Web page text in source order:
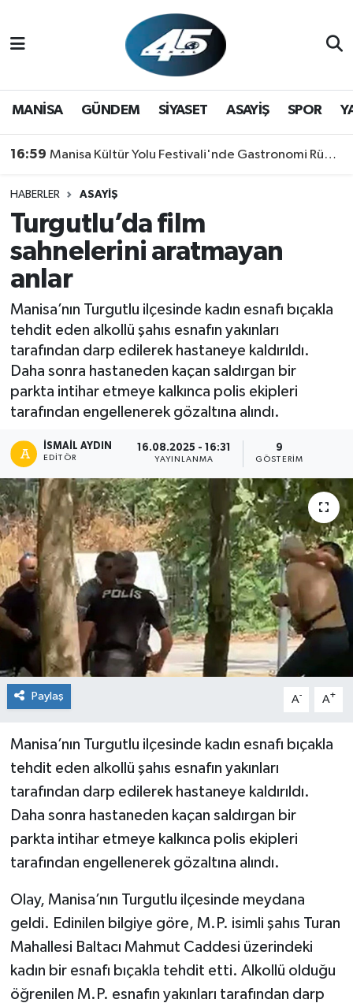
MANİSA GÜNDEM SİYASET ASAYİŞ SPOR
16:59 Manisa Kültür Yolu Festivali'nde Gastronomi Rüzgarı: Lezzetin Yıldızı "Manisa Kebabı" Oldu!
HABERLER ASAYİŞ
Turgutlu’da film
sahnelerini aratmayan
anlar
Manisa’nın Turgutlu ilçesinde kadın esnafı bıçakla
tehdit eden alkollü şahıs esnafın yakınları
tarafından darp edilerek hastaneye kaldırıldı.
Daha sonra hastaneden kaçan saldırgan bir
parkta intihar etmeye kalkınca polis ekipleri
tarafından engellenerek gözaltına alındı.
İSMAIL AYDIN
EDITÖR
16.08.2025 - 16:31
YAYINLANMA
9
GÖSTERIM
Paylaş A- A+
Manisa’nın Turgutlu ilçesinde kadın esnafı bıçakla
tehdit eden alkollü şahıs esnafın yakınları
tarafından darp edilerek hastaneye kaldırıldı.
Daha sonra hastaneden kaçan saldırgan bir
parkta intihar etmeye kalkınca polis ekipleri
tarafından engellenerek gözaltına alındı.
Olay, Manisa’nın Turgutlu ilçesinde meydana
geldi. Edinilen bilgiye göre, M.P. isimli şahıs Turan
Mahallesi Baltacı Mahmut Caddesi üzerindeki
kadın bir esnafı bıçakla tehdit etti. Alkollü olduğu
öğrenilen M.P. esnafın yakınları tarafından darp
GÜNDEM
SPOR
YAŞAM
RESMİ REKLAM
Hava Durumu
Trafik Durumu
Son Dakika Haberleri
Haber Arşivi